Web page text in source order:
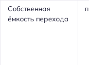
Собственная
ёмкость перехода